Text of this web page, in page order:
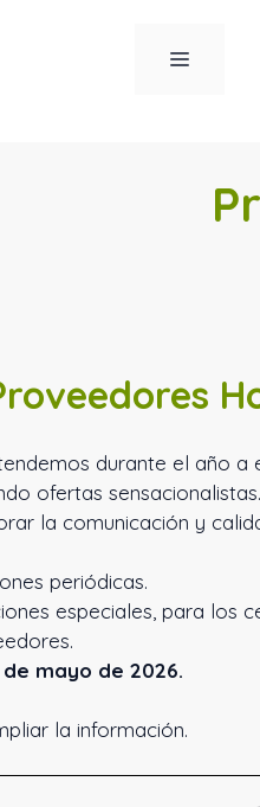
MENÚ
durante el año
ofertas sensacionalistas.
la comunicación y
periódicas.
especiales, para los
mayo de 2026.
la información.